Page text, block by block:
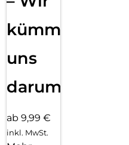
kümmern
uns
darum!
ab 9,99 €
inkl. MwSt.